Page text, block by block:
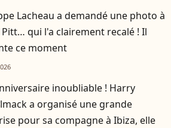
Lacheau a demandé une photo à
Pitt… qui l'a clairement recalé ! Il
ce moment
inoubliable ! Harry
a organisé une grande
pour sa compagne à Ibiza, elle